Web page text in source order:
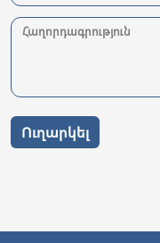
Ուղարկել